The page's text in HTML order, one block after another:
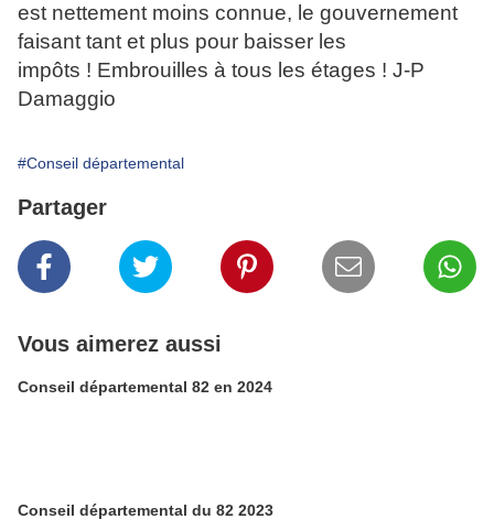
est nettement moins connue, le gouvernement
faisant tant et plus pour baisser les
impôts ! Embrouilles à tous les étages ! J-P
Damaggio
#Conseil départemental
Partager
Vous aimerez aussi
Conseil départemental 82 en 2024
Conseil départemental du 82 2023